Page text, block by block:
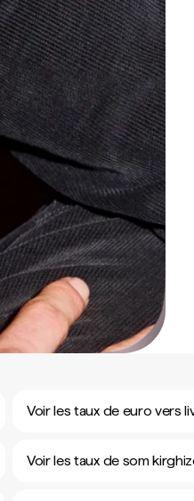
Voir les taux de euro vers
Voir les taux de som